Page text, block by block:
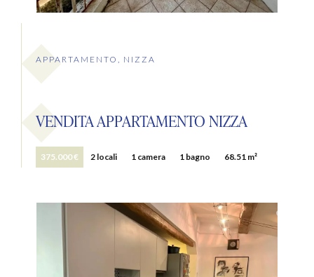
APPARTAMENTO, NIZZA
VENDITA APPARTAMENTO NIZZA
375.000 € 2 locali 1 camera 1 bagno 68.51 m²